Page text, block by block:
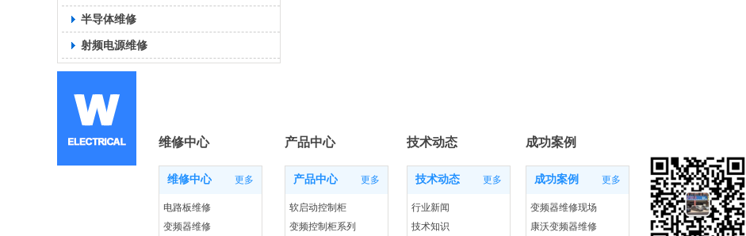
半导体维修
射频电源维修
维修中心 更多
电路板维修
变频器维修
产品中心 更多
软启动控制柜
变频控制柜系列
技术动态 更多
行业新闻
技术知识
成功案例 更多
变频器维修现场
康沃变频器维修
维修中心 产品中心 技术动态 成功案例